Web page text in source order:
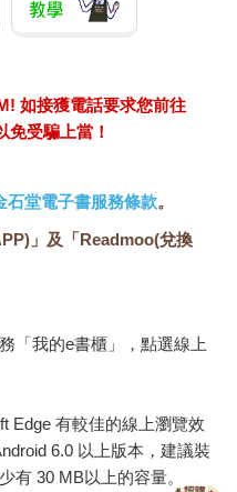
如接獲電話要求您前往
免受騙上當！
石堂電子書服務條款。
」及「Readmoo(兌換
「我的e書櫃」，點選線上
Edge 有較佳的線上瀏覽效
6.0 以上版本，建議裝
有 30 MB以上的容量。